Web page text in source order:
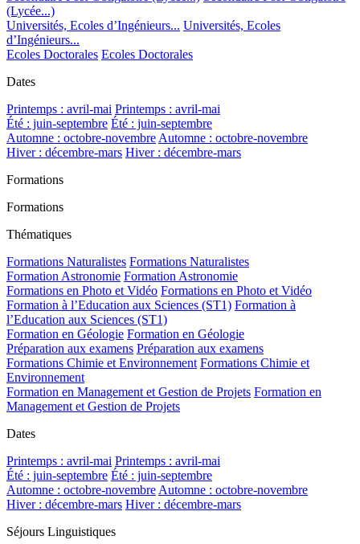
(Lycée...)
Universités, Ecoles d’Ingénieurs... Universités, Ecoles
d’Ingénieurs...
Ecoles Doctorales Ecoles Doctorales
Dates
Printemps : avril-mai Printemps : avril-mai
Été : juin-septembre Été : juin-septembre
Automne : octobre-novembreAutomne : octobre-novembre
Hiver : décembre-mars Hiver : décembre-mars
Formations
Formations
Thématiques
Formations Naturalistes Formations Naturalistes
Formation Astronomie Formation Astronomie
Formations en Photo et Vidéo Formations en Photo et Vidéo
Formation à l’Education aux Sciences (ST1) Formation à
l’Education aux Sciences (ST1)
Formation en Géologie Formation en Géologie
Préparation aux examens Préparation aux examens
Formations Chimie et Environnement Formations Chimie et
Environnement
Formation en Management et Gestion de Projets Formation en
Management et Gestion de Projets
Dates
Printemps : avril-mai Printemps : avril-mai
Été : juin-septembre Été : juin-septembre
Automne : octobre-novembreAutomne : octobre-novembre
Hiver : décembre-mars Hiver : décembre-mars
Séjours Linguistiques